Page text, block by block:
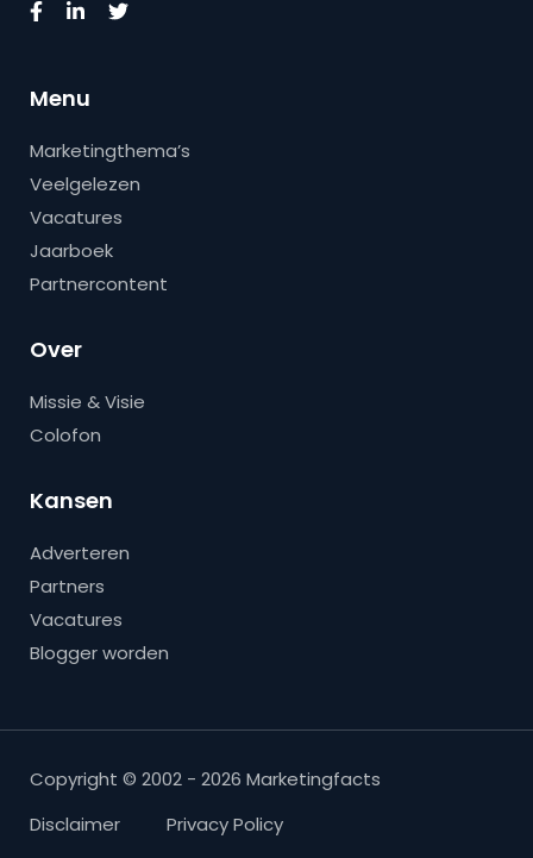
Menu
Marketingthema’s
Veelgelezen
Vacatures
Jaarboek
Partnercontent
Over
Missie & Visie
Colofon
Kansen
Adverteren
Partners
Vacatures
Blogger worden
Copyright © 2002 - 2026 Marketingfacts
Disclaimer
Privacy Policy